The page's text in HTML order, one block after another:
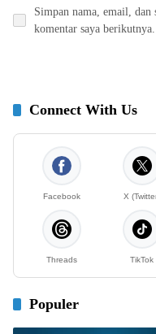
Simpan nama, email, dan
komentar saya berikutnya.
Connect With Us
Facebook X
Threads TikTok
Populer